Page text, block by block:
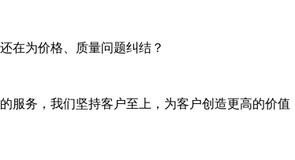
在为价格、质量问题纠结？
务，我们坚持客户至上，为客户创造更高的价